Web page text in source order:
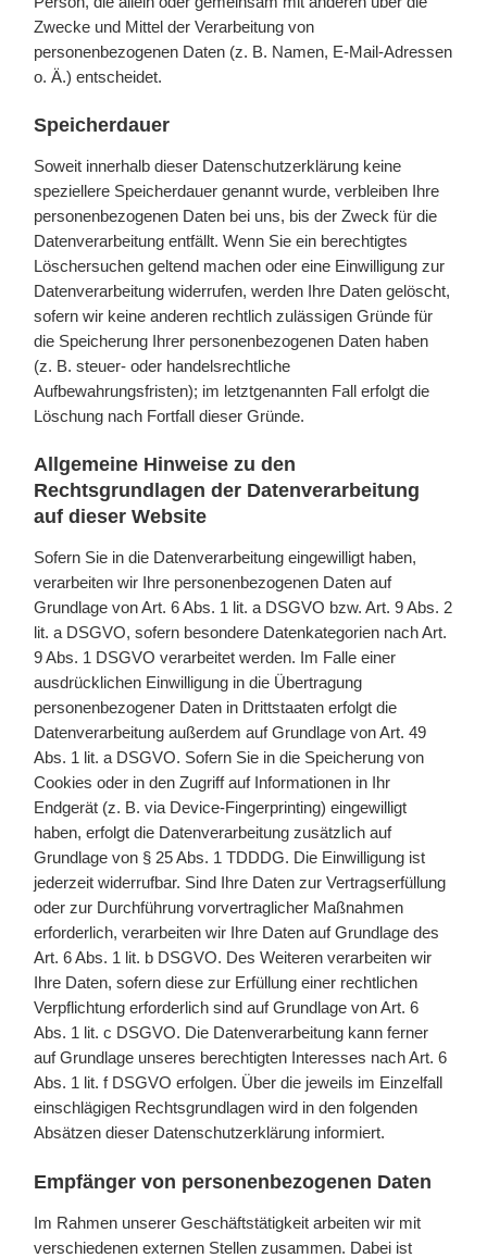
Zwecke und Mittel der Verarbeitung von
personenbezogenen Daten (z. B. Namen, E-Mail-Adressen
o. Ä.) entscheidet.
Speicherdauer
Soweit innerhalb dieser Datenschutzerklärung keine
speziellere Speicherdauer genannt wurde, verbleiben Ihre
personenbezogenen Daten bei uns, bis der Zweck für die
Datenverarbeitung entfällt. Wenn Sie ein berechtigtes
Löschersuchen geltend machen oder eine Einwilligung zur
Datenverarbeitung widerrufen, werden Ihre Daten gelöscht,
sofern wir keine anderen rechtlich zulässigen Gründe für
die Speicherung Ihrer personenbezogenen Daten haben
(z. B. steuer- oder handelsrechtliche
Aufbewahrungsfristen); im letztgenannten Fall erfolgt die
Löschung nach Fortfall dieser Gründe.
Allgemeine Hinweise zu den
Rechtsgrundlagen der Datenverarbeitung
auf dieser Website
Sofern Sie in die Datenverarbeitung eingewilligt haben,
verarbeiten wir Ihre personenbezogenen Daten auf
Grundlage von Art. 6 Abs. 1 lit. a DSGVO bzw. Art. 9 Abs. 2
lit. a DSGVO, sofern besondere Datenkategorien nach Art.
9 Abs. 1 DSGVO verarbeitet werden. Im Falle einer
ausdrücklichen Einwilligung in die Übertragung
personenbezogener Daten in Drittstaaten erfolgt die
Datenverarbeitung außerdem auf Grundlage von Art. 49
Abs. 1 lit. a DSGVO. Sofern Sie in die Speicherung von
Cookies oder in den Zugriff auf Informationen in Ihr
Endgerät (z. B. via Device-Fingerprinting) eingewilligt
haben, erfolgt die Datenverarbeitung zusätzlich auf
Grundlage von § 25 Abs. 1 TDDDG. Die Einwilligung ist
jederzeit widerrufbar. Sind Ihre Daten zur Vertragserfüllung
oder zur Durchführung vorvertraglicher Maßnahmen
erforderlich, verarbeiten wir Ihre Daten auf Grundlage des
Art. 6 Abs. 1 lit. b DSGVO. Des Weiteren verarbeiten wir
Ihre Daten, sofern diese zur Erfüllung einer rechtlichen
Verpflichtung erforderlich sind auf Grundlage von Art. 6
Abs. 1 lit. c DSGVO. Die Datenverarbeitung kann ferner
auf Grundlage unseres berechtigten Interesses nach Art. 6
Abs. 1 lit. f DSGVO erfolgen. Über die jeweils im Einzelfall
einschlägigen Rechtsgrundlagen wird in den folgenden
Absätzen dieser Datenschutzerklärung informiert.
Empfänger von personenbezogenen Daten
Im Rahmen unserer Geschäftstätigkeit arbeiten wir mit
verschiedenen externen Stellen zusammen. Dabei ist